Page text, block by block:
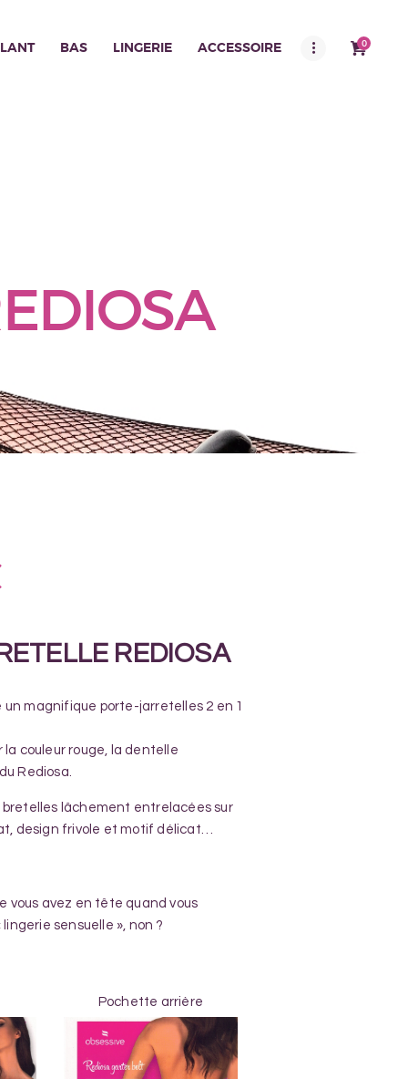
BAS LINGERIE ACCESSOIRE 0
REDIOSA
un magnifique porte-jarretelles 2 en 1
la couleur rouge, la dentelle
Rediosa.
lâchement entrelacées sur
design frivole et motif délicat…
vous avez en tête quand vous
sensuelle », non ?
Pochette arrière